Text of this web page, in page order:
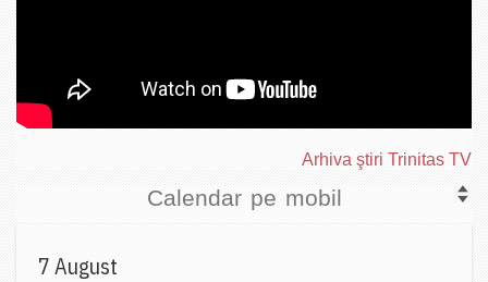
Arhiva ştiri Trinitas TV
Calendar pe mobil
7 August